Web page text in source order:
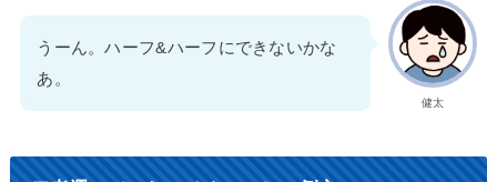
健太
うーん。ハーフ&ハーフにできないかな
あ。